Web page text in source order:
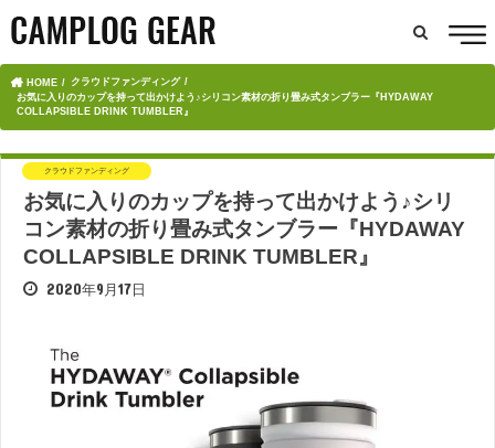
HOME
クラウドファンディング
お気に入りのカップを持って出かけよう♪シリコン素材の折り畳み式タンブラー『HYDAWAY
COLLAPSIBLE DRINK TUMBLER』
クラウドファンディング
お気に入りのカップを持って出かけよう♪シリ
コン素材の折り畳み式タンブラー『HYDAWAY
COLLAPSIBLE DRINK TUMBLER』
2020年9月17日